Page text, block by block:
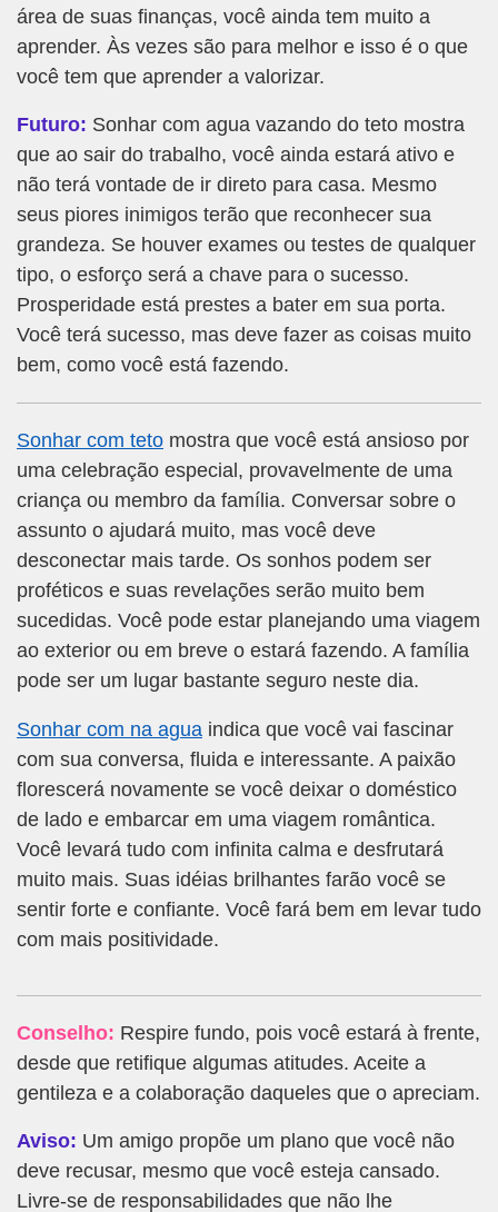
área de suas finanças, você ainda tem muito a
aprender. Às vezes são para melhor e isso é o que
você tem que aprender a valorizar.
Futuro: Sonhar com agua vazando do teto mostra
que ao sair do trabalho, você ainda estará ativo e
não terá vontade de ir direto para casa. Mesmo
seus piores inimigos terão que reconhecer sua
grandeza. Se houver exames ou testes de qualquer
tipo, o esforço será a chave para o sucesso.
Prosperidade está prestes a bater em sua porta.
Você terá sucesso, mas deve fazer as coisas muito
bem, como você está fazendo.
Sonhar com teto mostra que você está ansioso por
uma celebração especial, provavelmente de uma
criança ou membro da família. Conversar sobre o
assunto o ajudará muito, mas você deve
desconectar mais tarde. Os sonhos podem ser
proféticos e suas revelações serão muito bem
sucedidas. Você pode estar planejando uma viagem
ao exterior ou em breve o estará fazendo. A família
pode ser um lugar bastante seguro neste dia.
Sonhar com na agua indica que você vai fascinar
com sua conversa, fluida e interessante. A paixão
florescerá novamente se você deixar o doméstico
de lado e embarcar em uma viagem romântica.
Você levará tudo com infinita calma e desfrutará
muito mais. Suas idéias brilhantes farão você se
sentir forte e confiante. Você fará bem em levar tudo
com mais positividade.
Conselho: Respire fundo, pois você estará à frente,
desde que retifique algumas atitudes. Aceite a
gentileza e a colaboração daqueles que o apreciam.
Aviso: Um amigo propõe um plano que você não
deve recusar, mesmo que você esteja cansado.
Livre-se de responsabilidades que não lhe